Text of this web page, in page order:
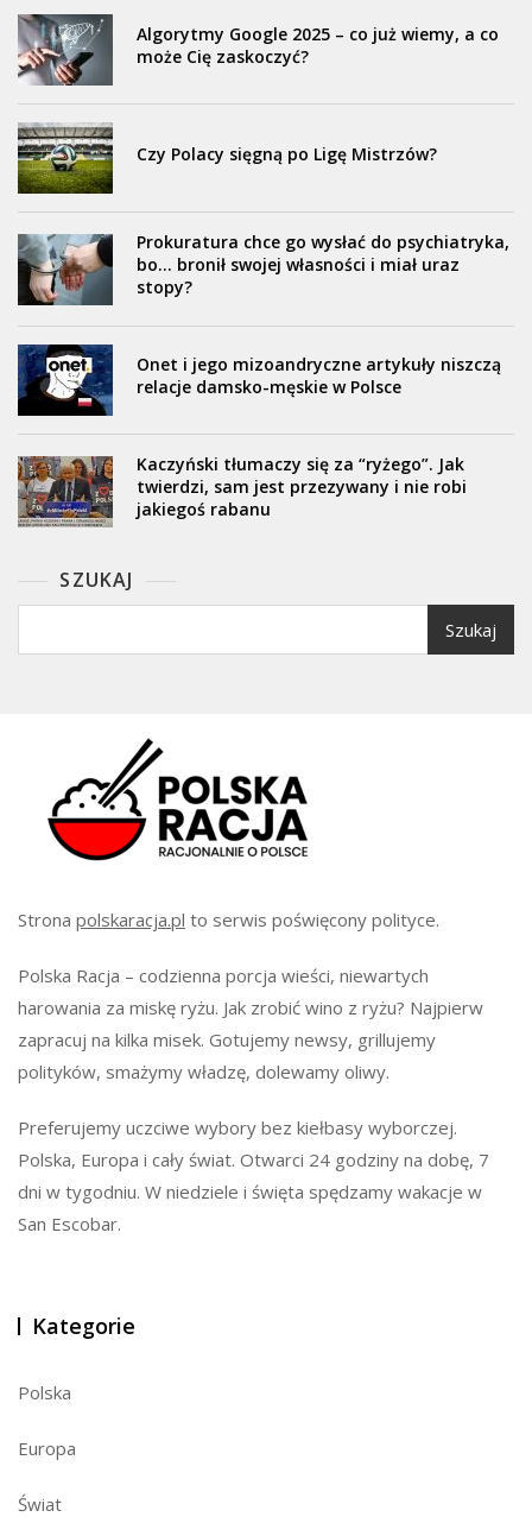
Algorytmy Google 2025 – co już wiemy, a co
może Cię zaskoczyć?
Czy Polacy sięgną po Ligę Mistrzów?
Prokuratura chce go wysłać do psychiatryka,
bo… bronił swojej własności i miał uraz
stopy?
Onet i jego mizoandryczne artykuły niszczą
relacje damsko-męskie w Polsce
Kaczyński tłumaczy się za “ryżego”. Jak
twierdzi, sam jest przezywany i nie robi
jakiegoś rabanu
SZUKAJ
Szukaj
Strona polskaracja.pl to serwis poświęcony polityce.
Polska Racja – codzienna porcja wieści, niewartych
harowania za miskę ryżu. Jak zrobić wino z ryżu? Najpierw
zapracuj na kilka misek. Gotujemy newsy, grillujemy
polityków, smażymy władzę, dolewamy oliwy.
Preferujemy uczciwe wybory bez kiełbasy wyborczej.
Polska, Europa i cały świat. Otwarci 24 godziny na dobę, 7
dni w tygodniu. W niedziele i święta spędzamy wakacje w
San Escobar.
Kategorie
Polska
Europa
Świat